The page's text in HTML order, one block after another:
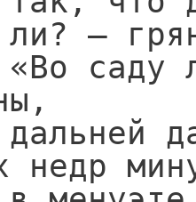
ли? —
«Во
недр